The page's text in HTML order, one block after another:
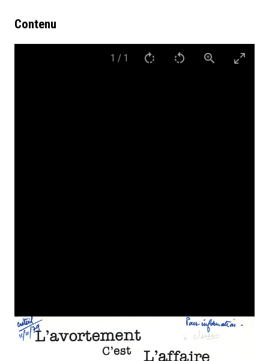
Contenu
1 / 1